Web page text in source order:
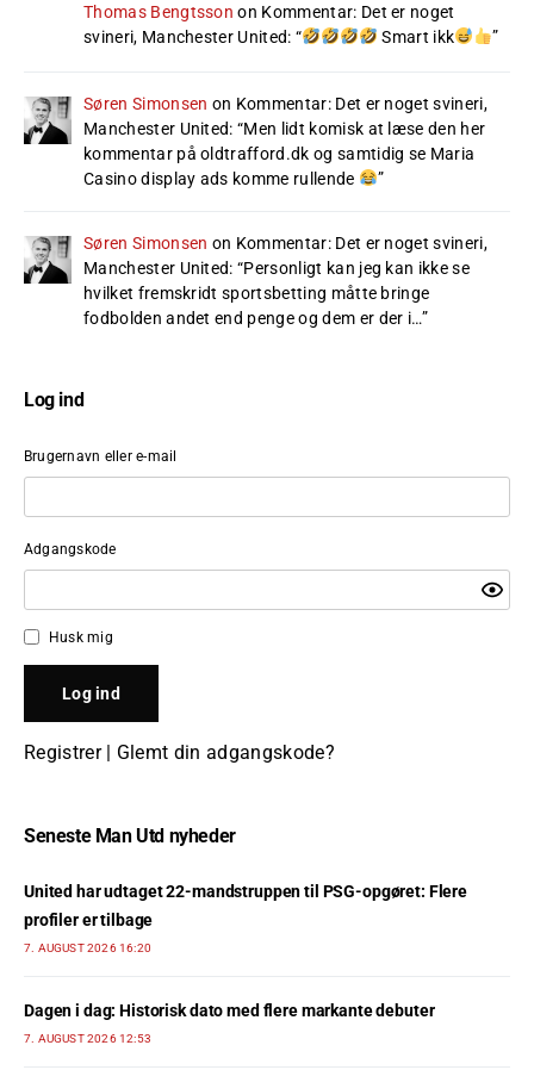
Thomas Bengtsson on Kommentar: Det er noget
svineri, Manchester United: “ Smart ikk ”
Søren Simonsen on Kommentar: Det er noget svineri,
Manchester United: “Men lidt komisk at læse den her
kommentar på oldtrafford.dk og samtidig se Maria
Casino display ads komme rullende
”
Søren Simonsen on Kommentar: Det er noget svineri,
Manchester United: “Personligt kan jeg kan ikke se
hvilket fremskridt sportsbetting måtte bringe
fodbolden andet end penge og dem er der i…”
Log ind
Brugernavn eller e-mail
Adgangskode
Husk mig
Registrer| Glemt din adgangskode?
Seneste Man Utd nyheder
United har udtaget 22-mandstruppen til PSG-opgøret: Flere
profiler er tilbage
7. AUGUST 2026 16:20
Dagen i dag: Historisk dato med flere markante debuter
7. AUGUST 2026 12:53